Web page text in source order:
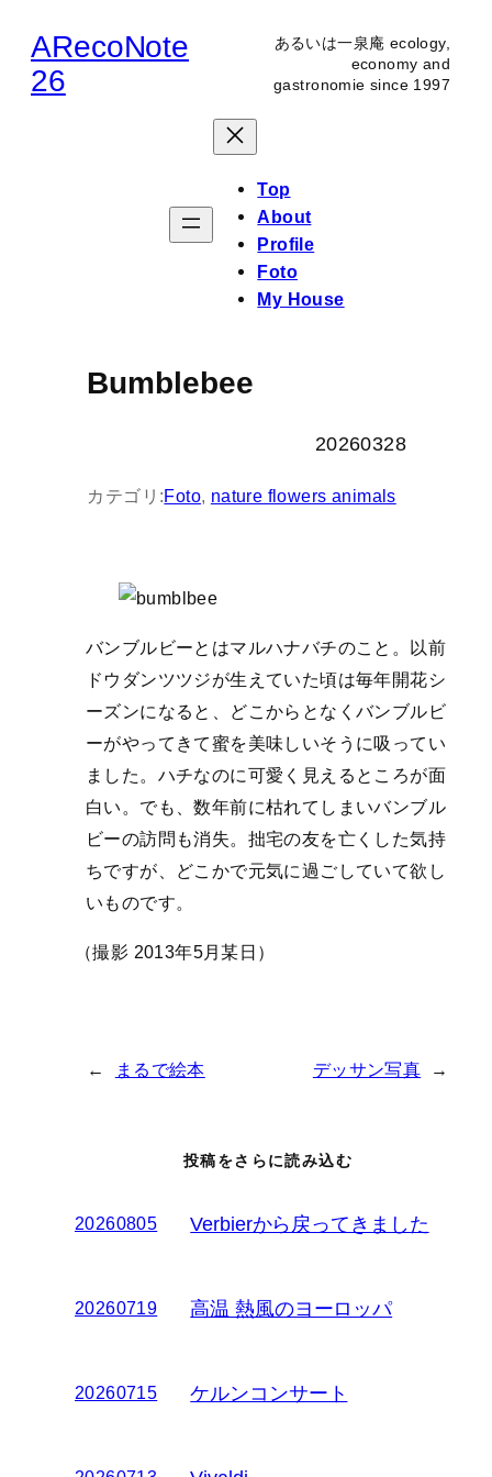
ARecoNote
26
あるいは一泉庵 ecology,
economy and
gastronomie since 1997
Top
About
Profile
Foto
My House
Bumblebee
20260328
カテゴリ:Foto, nature flowers animals
バンブルビーとはマルハナバチのこと。以前
ドウダンツツジが生えていた頃は毎年開花シ
ーズンになると、どこからとなくバンブルビ
ーがやってきて蜜を美味しいそうに吸ってい
ました。ハチなのに可愛く見えるところが面
白い。でも、数年前に枯れてしまいバンブル
ビーの訪問も消失。拙宅の友を亡くした気持
ちですが、どこかで元気に過ごしていて欲し
いものです。
（撮影 2013年5月某日）
← まるで絵本 デッサン写真 →
投稿をさらに読み込む
20260805 Verbierから戻ってきました
20260719 高温 熱風のヨーロッパ
20260715 ケルンコンサート